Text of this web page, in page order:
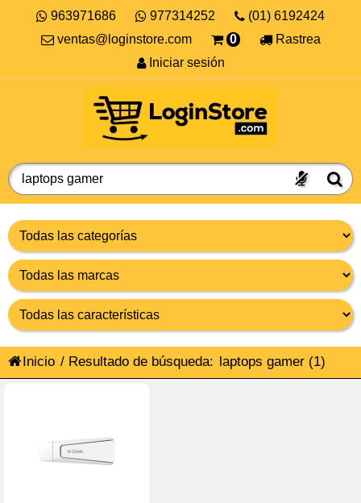
963971686 977314252
(01) 6192424
ventas@loginstore.com
0
Rastrea
Iniciar sesión
Inicio / Resultado de búsqueda: laptops gamer (1)